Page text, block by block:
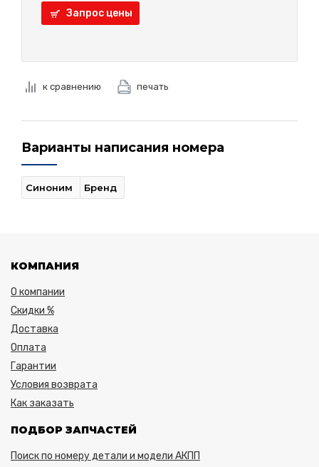
Запрос цены
к сравнению печать
Варианты написания номера
Синоним Бренд
КОМПАНИЯ
О компании
Скидки %
Доставка
Оплата
Гарантии
Условия возврата
Как заказать
ПОДБОР ЗАПЧАСТЕЙ
Поиск по номеру детали и модели АКПП